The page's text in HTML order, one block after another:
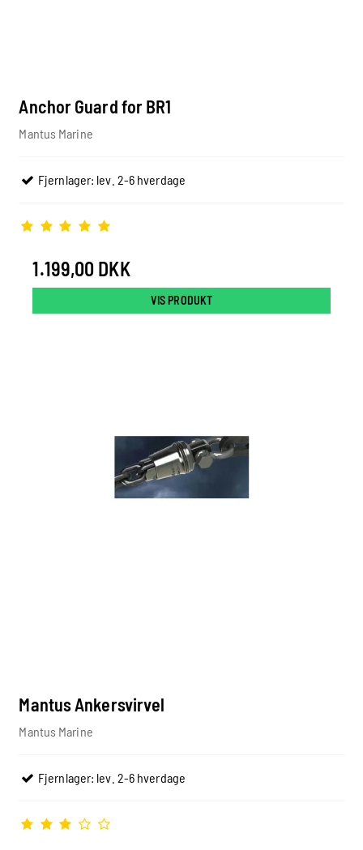
Anchor Guard for BR1
Mantus Marine
Fjernlager: lev. 2-6 hverdage
1.199,00 DKK
VIS PRODUKT
Mantus Ankersvirvel
Mantus Marine
Fjernlager: lev. 2-6 hverdage